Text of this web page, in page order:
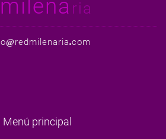
milena ria
redmilenaria com
Menú principal